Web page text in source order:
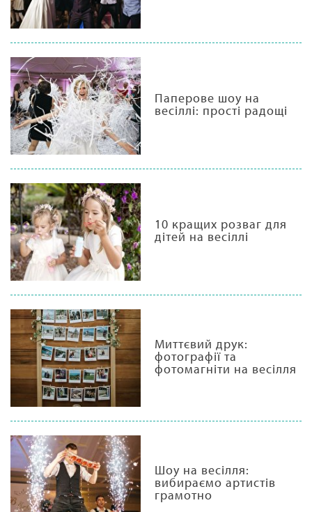
Паперове шоу на
весіллі: прості радощі
10 кращих розваг для
дітей на весіллі
Миттєвий друк:
фотографії та
фотомагніти на весілля
Шоу на весілля:
вибираємо артистів
грамотно